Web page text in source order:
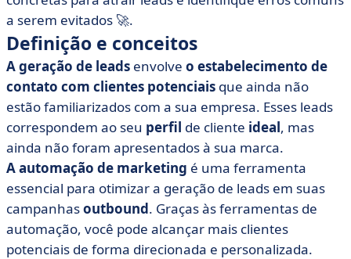
a serem evitados 🚀.
Definição e conceitos
A geração de leads envolve o estabelecimento de
contato com clientes potenciais que ainda não
estão familiarizados com a sua empresa. Esses leads
correspondem ao seu perfil de cliente ideal, mas
ainda não foram apresentados à sua marca.
A automação de marketing é uma ferramenta
essencial para otimizar a geração de leads em suas
campanhasoutbound. Graças às ferramentas de
automação, você pode alcançar mais clientes
potenciais de forma direcionada e personalizada.